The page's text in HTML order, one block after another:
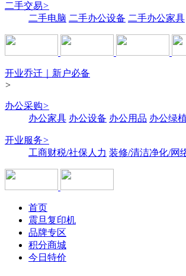
二手交易>
二手电脑 二手办公设备 二手办公家具
开业乔迁｜新户必备
>
办公采购>
办公家具 办公设备 办公用品 办公绿植
开业服务>
工商财税/社保人力 装修/清洁净化/网
首页
震旦复印机
品牌专区
积分商城
今日特价